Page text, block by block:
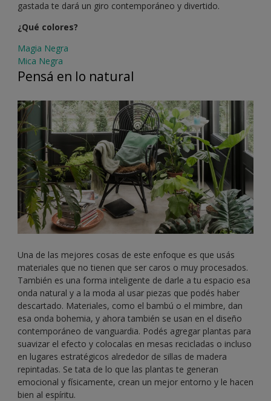
gastada te dará un giro contemporáneo y divertido.
¿Qué colores?
Magia Negra
Mica Negra
Pensá en lo natural
Una de las mejores cosas de este enfoque es que usás
materiales que no tienen que ser caros o muy procesados.
También es una forma inteligente de darle a tu espacio esa
onda natural y a la moda al usar piezas que podés haber
descartado. Materiales, como el bambú o el mimbre, dan
esa onda bohemia, y ahora también se usan en el diseño
contemporáneo de vanguardia. Podés agregar plantas para
suavizar el efecto y colocalas en mesas recicladas o incluso
en lugares estratégicos alrededor de sillas de madera
repintadas. Se tata de lo que las plantas te generan
emocional y físicamente, crean un mejor entorno y le hacen
bien al espíritu.